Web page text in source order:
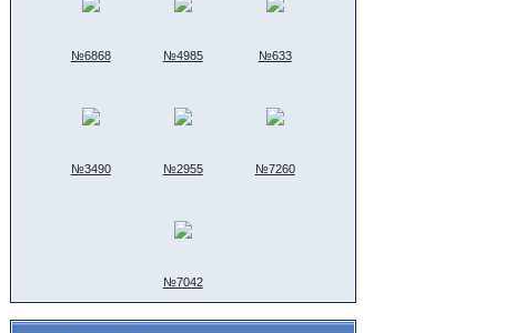
№6868 №4985 №633
№3490 №2955 №7260
№7042